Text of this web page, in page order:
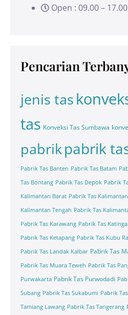
Open : 09.00 –
Pencarian
jenis tas
tas Konveksi Tas Sumbawa
pabrikpabrik
Pabrik Tas Banten Pabrik Tas Batam
Tas Bontang Pabrik Tas Depok Pabrik
Kalimantan Barat Pabrik Tas
Kalimantan Tengah Pabrik Tas
Pabrik Tas Karawang Pabrik Tas
Pabrik Tas Ketapang Pabrik Tas Kubu
Pabrik Tas Landak Kalbar Pabrik Tas
Pabrik Tas Muara Teweh Pabrik Tas
Purwakarta Pabrik Tas Purwodadi
Subang Pabrik Tas Sukabumi Pabrik
Tamiang Lawang Pabrik Tas Tangerang